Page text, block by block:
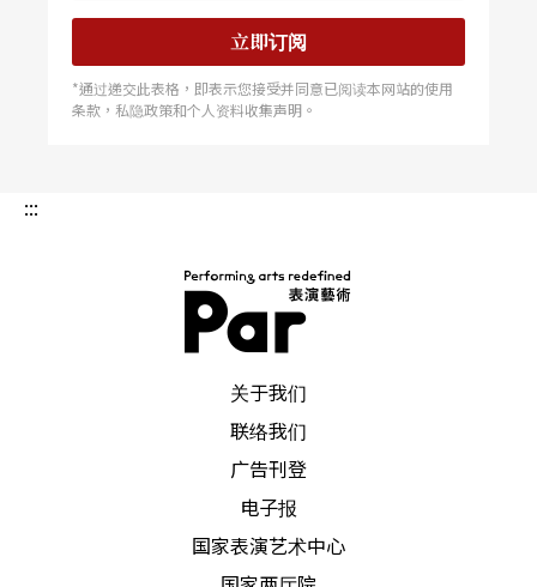
演退回调整。只要一生病，或是今天没有做完该做
的，累积下来的压力就非常恐怖了！」一般电影的
制作期都非常短！记得老师曾说，在国外当观众看
而已。宣传已经开始了，但音乐都还在作曲家手
看著广告一再强力放送，那种紧张和焦虑完全是外
对作曲家来说，又爱又恨又不得不面对的，恐怕就
是「灵感」这两个字了。有灵感，他曾在两个钟头
内写好一首歌曲附带歌词得奖；没灵感，他也会在
家里焦躁得走来走去。有人说灵感的取得是一瞬
立即订阅
*通过递交此表格，即表示您接受并同意已阅读本网站的使用
条款，私隐政策和个人资料收集声明。
:::
关于我们
联络我们
广告刊登
电子报
国家表演艺术中心